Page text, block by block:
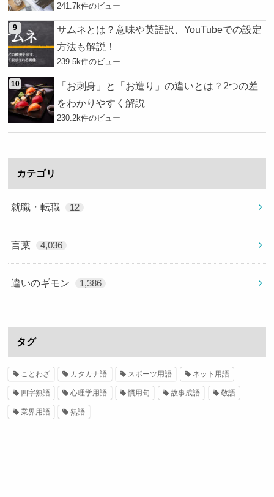
241.7k件のビュー
サムネとは？意味や英語訳、YouTubeでの設定
方法も解説！
239.5k件のビュー
「お刺身」と「お造り」の違いとは？2つの差
をわかりやすく解説
230.2k件のビュー
カテゴリ
就職・転職 12
言葉 4,036
違いのギモン 1,386
タグ
ことわざ カタカナ語 スポーツ用語 ネット用語
四字熟語 心理学用語 慣用句 故事成語 敬語
業界用語 熟語